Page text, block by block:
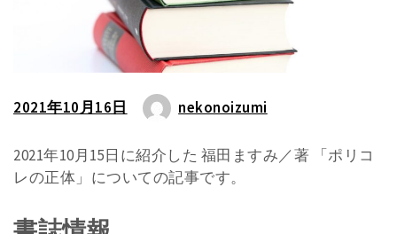
2021年10月16日 nekonoizumi
2021年10月15日に紹介した 福田ますみ／著 「ポリコ
レの正体」についての記事です。